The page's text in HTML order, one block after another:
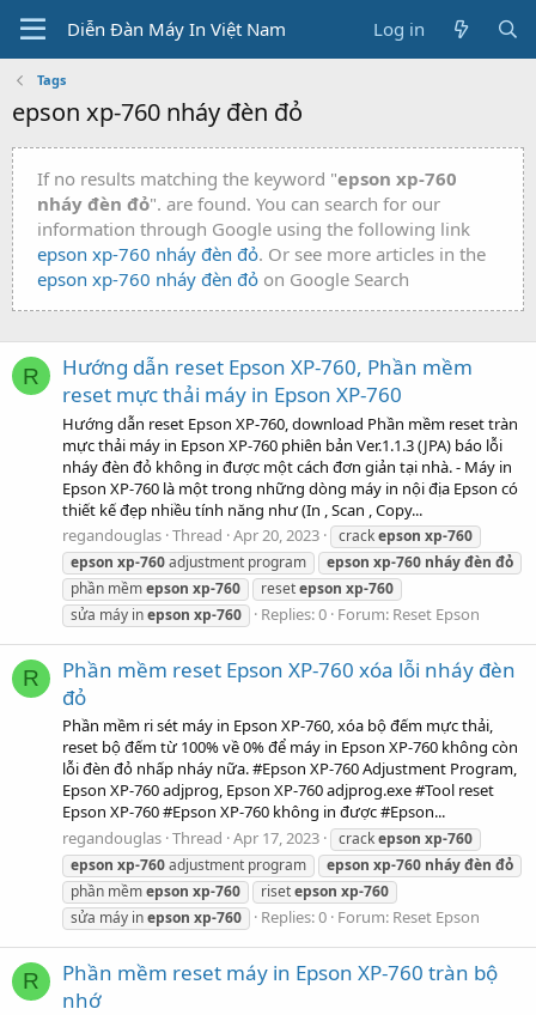
Diễn Đàn Máy In Việt Nam Log in
Tags
epson xp-760 nháy đèn đỏ
If no results matching the keyword "epson xp-760
nháy đèn đỏ". are found. You can search for our
information through Google using the following link
epson xp-760 nháy đèn đỏ. Or see more articles in the
epson xp-760 nháy đèn đỏ on Google Search
R
Hướng dẫn reset Epson XP-760, Phần mềm
reset mực thải máy in Epson XP-760
Hướng dẫn reset Epson XP-760, download Phần mềm reset tràn
mực thải máy in Epson XP-760 phiên bản Ver.1.1.3 (JPA) báo lỗi
nháy đèn đỏ không in được một cách đơn giản tại nhà. - Máy in
Epson XP-760 là một trong những dòng máy in nội địa Epson có
thiết kế đẹp nhiều tính năng như (In , Scan , Copy...
regandouglas Thread Apr 20, 2023 crackepson xp-760
epson xp-760adjustment program epson xp-760 nháyđèn đỏ
phần mềmepson xp-760 resetepson xp-760
sửa máy inepson xp-760 Replies: 0 Forum: Reset Epson
R
Phần mềm reset Epson XP-760 xóa lỗi nháy đèn
đỏ
Phần mềm ri sét máy in Epson XP-760, xóa bộ đếm mực thải,
reset bộ đếm từ 100% về 0% để máy in Epson XP-760 không còn
lỗi đèn đỏ nhấp nháy nữa. #Epson XP-760 Adjustment Program,
Epson XP-760 adjprog, Epson XP-760 adjprog.exe #Tool reset
Epson XP-760 #Epson XP-760 không in được #Epson...
regandouglas Thread Apr 17, 2023 crackepson xp-760
epson xp-760adjustment program epson xp-760 nháyđèn đỏ
phần mềmepson xp-760 risetepson xp-760
sửa máy inepson xp-760 Replies: 0 Forum: Reset Epson
R
Phần mềm reset máy in Epson XP-760 tràn bộ
nhớ